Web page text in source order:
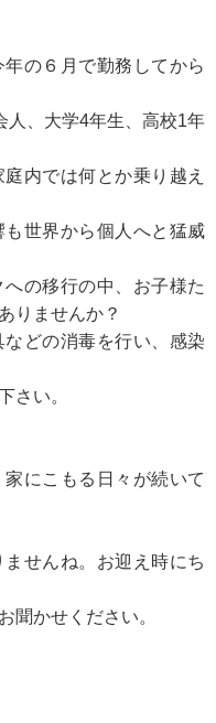
の６月で勤務してから
人、大学4年生、高校1年
内では何とか乗り越え
世界から個人へと猛威
の移行の中、お子様た
りませんか？
どの消毒を行い、感染
さい。
にこもる日々が続いて
せんね。お迎え時にち
聞かせください。